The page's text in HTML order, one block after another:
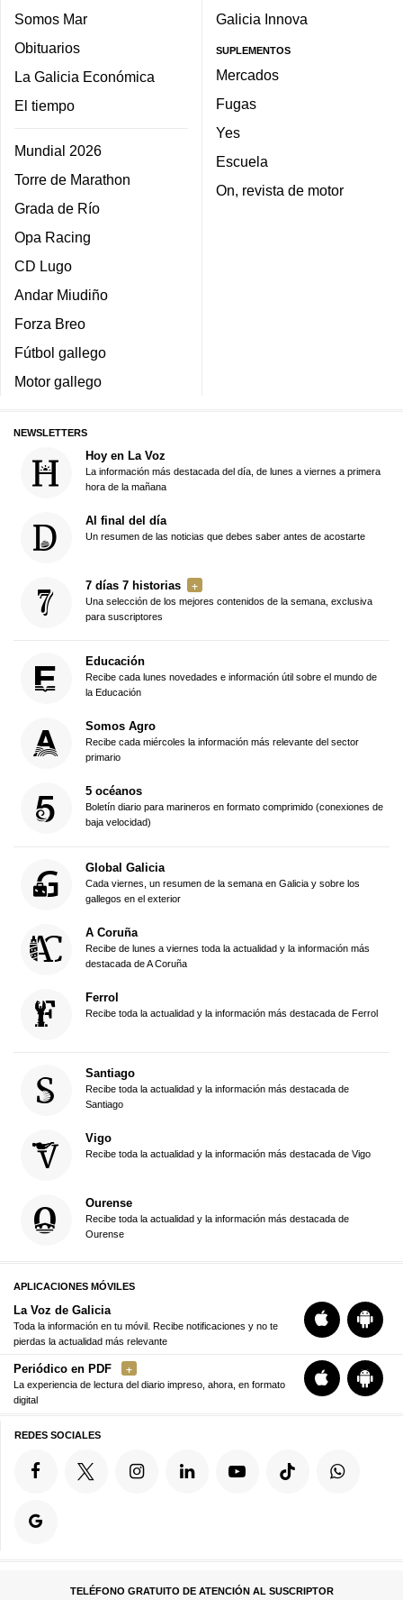
Somos Mar
Obituarios
La Galicia Económica
El tiempo
Mundial 2026
Torre de Marathon
Grada de Río
Opa Racing
CD Lugo
Andar Miudiño
Forza Breo
Fútbol gallego
Motor gallego
Galicia Innova
SUPLEMENTOS
Mercados
Fugas
Yes
Escuela
On, revista de motor
NEWSLETTERS
Hoy en La Voz
La información más destacada del día, de lunes a viernes a primera
hora de la mañana
Al final del día
Un resumen de las noticias que debes saber antes de acostarte
7 días 7 historias
Una selección de los mejores contenidos de la semana, exclusiva
para suscriptores
Educación
Recibe cada lunes novedades e información útil sobre el mundo de
la Educación
Somos Agro
Recibe cada miércoles la información más relevante del sector
primario
5 océanos
Boletín diario para marineros en formato comprimido (conexiones de
baja velocidad)
Global Galicia
Cada viernes, un resumen de la semana en Galicia y sobre los
gallegos en el exterior
A Coruña
Recibe de lunes a viernes toda la actualidad y la información más
destacada de A Coruña
Ferrol
Recibe toda la actualidad y la información más destacada de Ferrol
Santiago
Recibe toda la actualidad y la información más destacada de
Santiago
Vigo
Recibe toda la actualidad y la información más destacada de Vigo
Ourense
Recibe toda la actualidad y la información más destacada de
Ourense
APLICACIONES MÓVILES
La Voz de Galicia
Toda la información en tu móvil. Recibe notificaciones y no te
pierdas la actualidad más relevante
Periódico en PDF
La experiencia de lectura del diario impreso, ahora, en formato
digital
REDES SOCIALES
TELÉFONO GRATUITO DE ATENCIÓN AL SUSCRIPTOR